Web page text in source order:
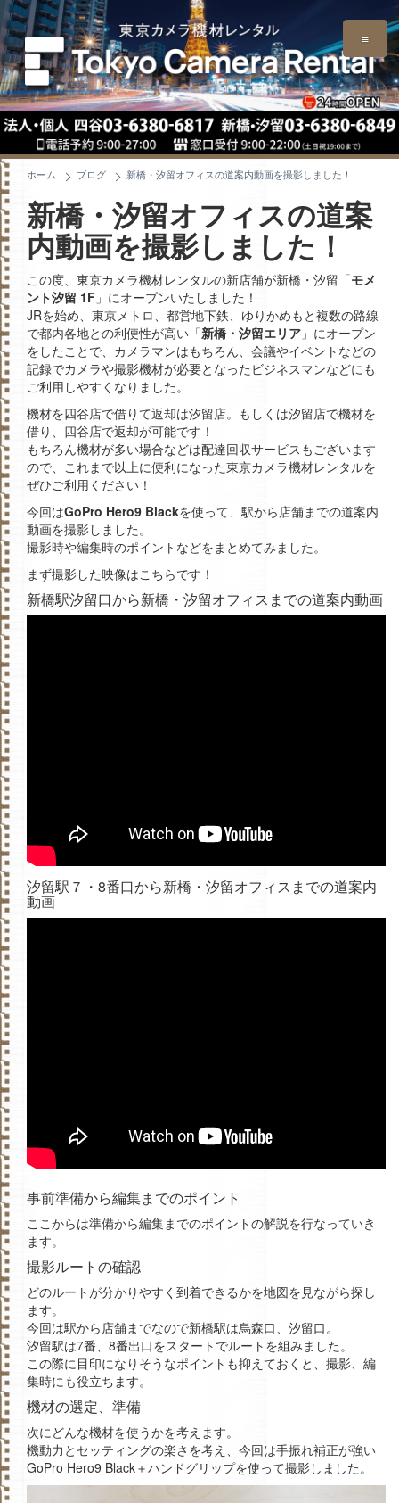
≡
ホーム ブログ 新橋・汐留オフィスの道案内動画を撮影しました！
新橋・汐留オフィスの道案
内動画を撮影しました！
この度、東京カメラ機材レンタルの新店舗が新橋・汐留「モメ
ント汐留 1F 」にオープンいたしました！
JRを始め、東京メトロ、都営地下鉄、ゆりかめもと複数の路線
で都内各地との利便性が高い「新橋・汐留エリア 」にオープン
をしたことで、カメラマンはもちろん、会議やイベントなどの
記録でカメラや撮影機材が必要となったビジネスマンなどにも
ご利用しやすくなりました。
機材を四谷店で借りて返却は汐留店。もしくは汐留店で機材を
借り、四谷店で返却が可能です！
もちろん機材が多い場合などは配達回収サービスもございます
ので、これまで以上に便利になった東京カメラ機材レンタルを
ぜひご利用ください！
今回はGoPro Hero9 Blackを使って、駅から店舗までの道案内
動画を撮影しました。
撮影時や編集時のポイントなどをまとめてみました。
まず撮影した映像はこちらです！
新橋駅汐留口から新橋・汐留オフィスまでの道案内動画
汐留駅７・8番口から新橋・汐留オフィスまでの道案内
動画
事前準備から編集までのポイント
ここからは準備から編集までのポイントの解説を行なっていき
ます。
撮影ルートの確認
どのルートが分かりやすく到着できるかを地図を見ながら探し
ます。
今回は駅から店舗までなので新橋駅は烏森口、汐留口。
汐留駅は7番、8番出口をスタートでルートを組みました。
この際に目印になりそうなポイントも抑えておくと、撮影、編
集時にも役立ちます。
機材の選定、準備
次にどんな機材を使うかを考えます。
機動力とセッティングの楽さを考え、今回は手振れ補正が強い
GoPro Hero9 Black＋ハンドグリップを使って撮影しました。